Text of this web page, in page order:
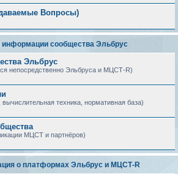
Вопросы)
сообщества Эльбрус
Эльбрус
непосредственно Эльбруса и МЦСТ-R)
вычислительная техника, нормативная база)
МЦСТ и партнёров)
о платформах Эльбрус и МЦСТ-R